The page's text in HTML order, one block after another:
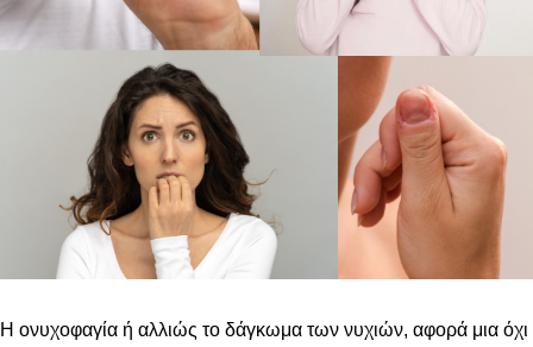
Η ονυχοφαγία ή αλλιώς το δάγκωμα των νυχιών, αφορά μια όχι